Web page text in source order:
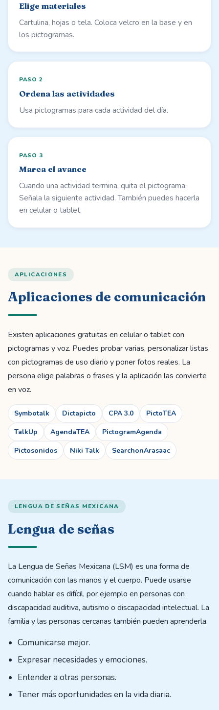
Elige materiales
Cartulina, hojas o tela. Coloca velcro en la base y en
los pictogramas.
PASO2
Ordena las actividades
Usa pictogramas para cada actividad del día.
PASO 3
Marca el avance
Cuando una actividad termina, quita el pictograma.
Señala la siguiente actividad. También puedes hacerla
en celular o tablet.
APLICACIONES
Aplicaciones de comunicación
Existen aplicaciones gratuitas en celular o tablet con
pictogramas y voz. Puedes probar varias, personalizar listas
con pictogramas de uso diario y poner fotos reales. La
persona elige palabras o frases y la aplicación las convierte
en voz.
Symbotalk Dictapicto CPA 3.0
PictoTEA
TalkUp
AgendaTEA
PictogramAgenda
Pictosonidos
Niki Talk SearchonArasaac
LENGUA DE SEÑAS MEXICANA
Lengua de señas
La Lengua de Señas Mexicana (LSM) es una forma de
comunicación con las manos y el cuerpo. Puede usarse
cuando hablar es difícil, por ejemplo en personas con
discapacidad auditiva, autismo o discapacidad intelectual. La
familia y las personas cercanas también pueden aprenderla.
Comunicarse mejor.
Expresar necesidades y emociones.
Entender a otras personas.
Tener más oportunidades en la vida diaria.